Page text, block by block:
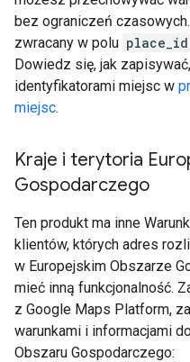
bez ograniczeń
zwracany w polu place_id
Dowiedz się, jak
identyfikatorami miejsc w
miejsc.
Kraje i terytoria
Gospodarczego
Ten produkt ma inne
klientów, których adres
w Europejskim Obszarze
mieć inną funkcjonalność.
z Google Maps Platform,
warunkami i informacjami
Obszaru Gospodarczego: